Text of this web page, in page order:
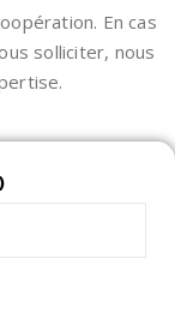
En cas
solliciter, nous